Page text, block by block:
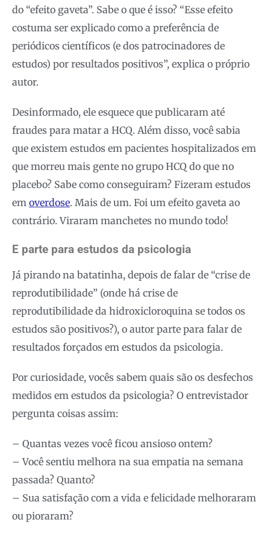
do “efeito gaveta”. Sabe o que é isso? “Esse efeito
costuma ser explicado como a preferência de
periódicos científicos (e dos patrocinadores de
estudos) por resultados positivos”, explica o próprio
autor.
Desinformado, ele esquece que publicaram até
fraudes para matar a HCQ. Além disso, você sabia
que existem estudos em pacientes hospitalizados em
que morreu mais gente no grupo HCQ do que no
placebo? Sabe como conseguiram? Fizeram estudos
em overdose. Mais de um. Foi um efeito gaveta ao
contrário. Viraram manchetes no mundo todo!
E parte para estudos da psicologia
Já pirando na batatinha, depois de falar de “crise de
reprodutibilidade” (onde há crise de
reprodutibilidade da hidroxicloroquina se todos os
estudos são positivos?), o autor parte para falar de
resultados forçados em estudos da psicologia.
Por curiosidade, vocês sabem quais são os desfechos
medidos em estudos da psicologia? O entrevistador
pergunta coisas assim:
– Quantas vezes você ficou ansioso ontem?
– Você sentiu melhora na sua empatia na semana
passada? Quanto?
– Sua satisfação com a vida e felicidade melhoraram
ou pioraram?